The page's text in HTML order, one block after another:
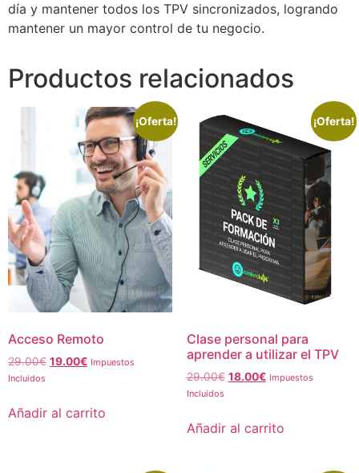
día y mantener todos los TPV sincronizados, logrando
mantener un mayor control de tu negocio.
Productos relacionados
¡Oferta!
Acceso Remoto
29.00€ El
era:
19.00€El
es:
Impuestos
Incluidos
Añadir al carrito
¡Oferta!
Clase personal para
aprender a utilizar el TPV
29.00€ El
era:
18.00€El
es:
Impuestos
Incluidos
Añadir al carrito